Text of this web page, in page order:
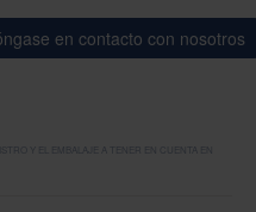
en contacto con nosotros
Y EL EMBALAJE A TENER EN CUENTA EN